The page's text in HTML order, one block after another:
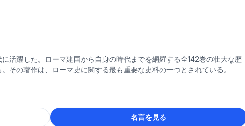
活躍した。ローマ建国から自身の時代までを網羅する全142巻の壮大な歴
その著作は、ローマ史に関する最も重要な史料の一つとされている。
名言を見る